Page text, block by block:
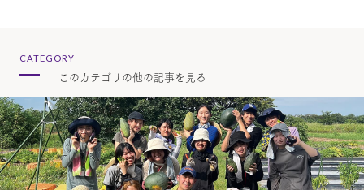
CATEGORY
このカテゴリの他の記事を見る